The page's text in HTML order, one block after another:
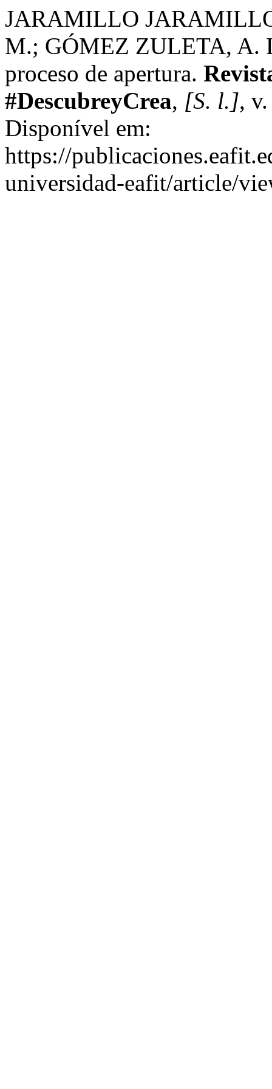
JARAMILLO
M.; GÓMEZ ZULETA, A.
proceso de apertura.
#DescubreyCrea, [S. l.],
Disponível em:
https://
universidad-eafit/article/